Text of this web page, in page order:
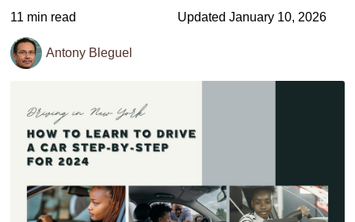
11 min read Updated January 10, 2026
Antony Bleguel